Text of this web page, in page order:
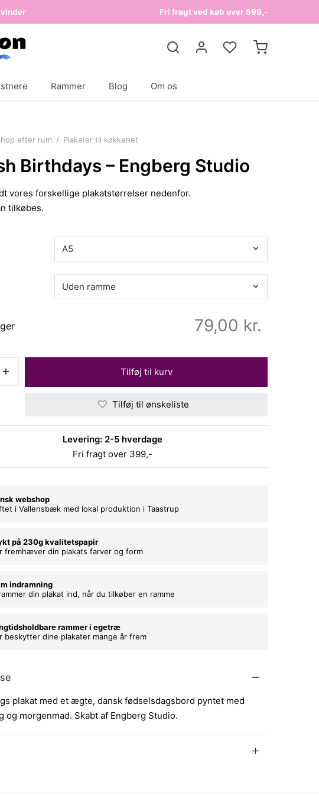
Fri fragt ved køb over 599,-
Rammer Blog Om os
efter rum / Plakater til køkkenet
Birthdays – Engberg Studio
vores forskellige plakatstørrelser nedenfor.
tilkøbes.
79,00 kr.
Tilføj til kurv
Tilføj til ønskeliste
Levering: 2-5 hverdage
Fri fragt over 399,-
webshop
i Vallensbæk med lokal produktion i Taastrup
på 230g kvalitetspapir
fremhæver din plakats farver og form
indramning
din plakat ind, når du tilkøber en ramme
rammer i egetræ
beskytter dine plakater mange år frem
plakat med et ægte, dansk fødselsdagsbord pyntet med
og morgenmad. Skabt af Engberg Studio.